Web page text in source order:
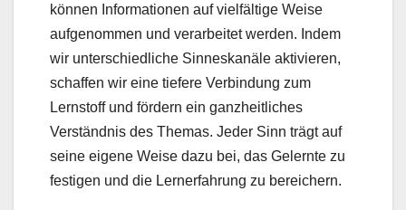
können Informationen auf vielfältige Weise
aufgenommen und verarbeitet werden. Indem
wir unterschiedliche Sinneskanäle aktivieren,
schaffen wir eine tiefere Verbindung zum
Lernstoff und fördern ein ganzheitliches
Verständnis des Themas. Jeder Sinn trägt auf
seine eigene Weise dazu bei, das Gelernte zu
festigen und die Lernerfahrung zu bereichern.